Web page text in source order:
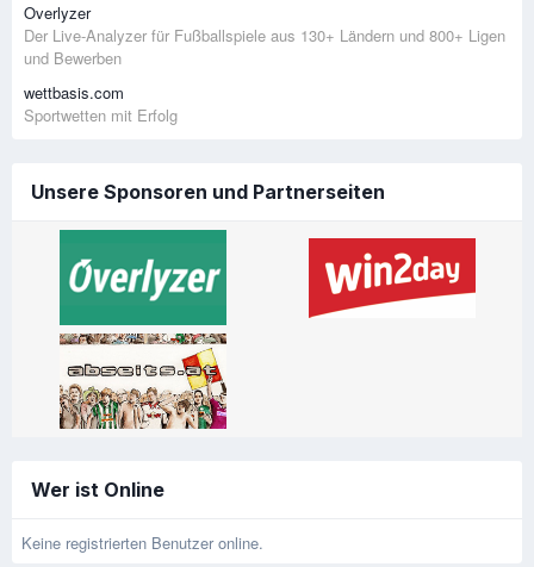
Overlyzer
Der Live-Analyzer für Fußballspiele aus 130+ Ländern und 800+ Ligen
und Bewerben
wettbasis.com
Sportwetten mit Erfolg
Unsere Sponsoren und Partnerseiten
Wer ist Online
Keine registrierten Benutzer online.